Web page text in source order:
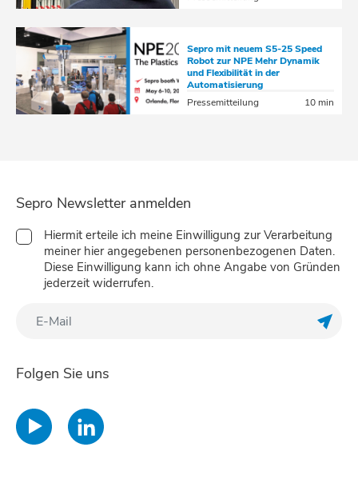
Sepro mit neuem S5-25 Speed
Robot zur NPE Mehr Dynamik
und Flexibilität in der
Automatisierung
Pressemitteilung
10 min
Sepro Newsletter anmelden
Hiermit erteile ich meine Einwilligung zur Verarbeitung
meiner hier angegebenen personenbezogenen Daten.
Diese Einwilligung kann ich ohne Angabe von Gründen
jederzeit widerrufen.
Folgen Sie uns